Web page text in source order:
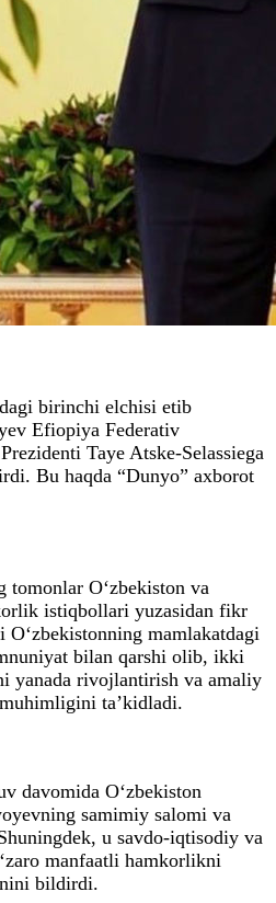
birinchi elchisi etib
Efiopiya Federativ
Taye Atske-Selassiega
Bu haqda “Dunyo” axborot
tomonlar O‘zbekiston va
istiqbollari yuzasidan fikr
mamlakatdagi
bilan qarshi olib, ikki
yanada rivojlantirish va amaliy
ta’kidladi.
davomida O‘zbekiston
samimiy salomi va
u savdo-iqtisodiy va
manfaatli hamkorlikni
bildirdi.